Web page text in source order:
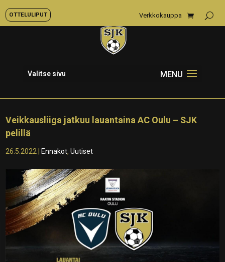
OTTELULIPUT Verkkokauppa
Valitse sivu
Veikkausliiga jatkuu lauantaina AC Oulu – SJK
pelillä
26.5.2022 Ennakot,Uutiset